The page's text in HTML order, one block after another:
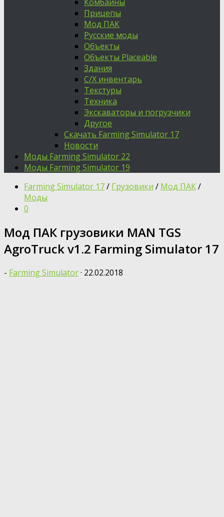
Прицепы
Мод ПАК
Русские моды
Объекты
Объекты Placeable
Здания
С/Х инвентарь
Текстуры
Техника
Экскаваторы и погрузчики
Другое
Скачать Farming Simulator 17
Новости
Моды Farming Simulator 22
Моды Farming Simulator 19
Farming Simulator 17/ Грузовики / Мод ПАК/
Моды
0
Мод ПАК грузовики MAN TGS
AgroTruck v1.2 Farming Simulator 17
- Farming Simulator· 22.02.2018